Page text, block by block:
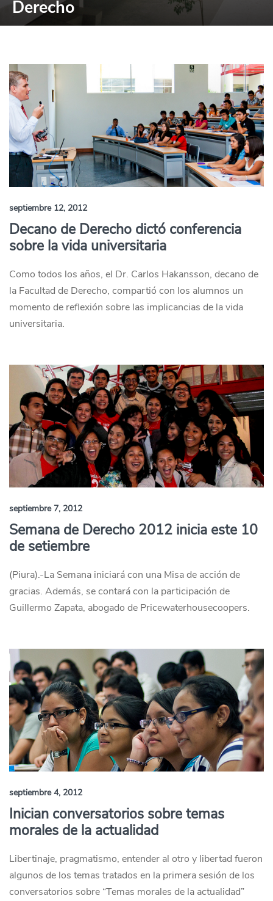
Derecho
septiembre 12, 2012
Decano de Derecho dictó conferencia
sobre la vida universitaria
Como todos los años, el Dr. Carlos Hakansson, decano de
la Facultad de Derecho, compartió con los alumnos un
momento de reflexión sobre las implicancias de la vida
universitaria.
septiembre 7, 2012
Semana de Derecho 2012 inicia este 10
de setiembre
(Piura).-La Semana iniciará con una Misa de acción de
gracias. Además, se contará con la participación de
Guillermo Zapata, abogado de Pricewaterhousecoopers.
septiembre 4, 2012
Inician conversatorios sobre temas
morales de la actualidad
Libertinaje, pragmatismo, entender al otro y libertad fueron
algunos de los temas tratados en la primera sesión de los
conversatorios sobre “Temas morales de la actualidad”